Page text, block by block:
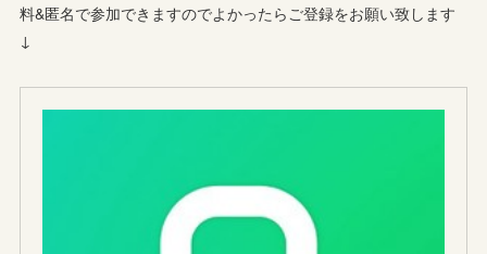
料&匿名で参加できますのでよかったらご登録をお願い致します
↓